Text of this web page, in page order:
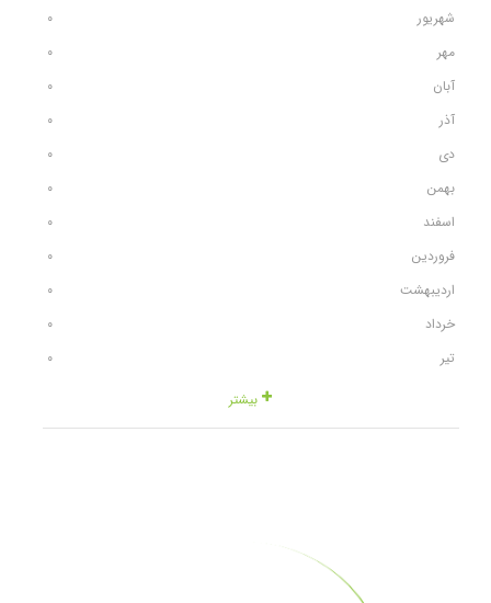
شهریور
٠
مهر
٠
آبان
٠
آذر
٠
دی
٠
بهمن
٠
اسفند
٠
فروردین
٠
اردیبهشت
٠
خرداد
٠
تیر
٠
بیشتر